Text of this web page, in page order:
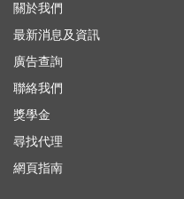
關於我們
最新消息及資訊
廣告查詢
聯絡我們
獎學金
尋找代理
網頁指南